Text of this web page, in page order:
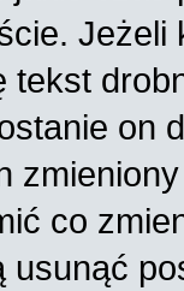
Jeżeli
tekst
on
co